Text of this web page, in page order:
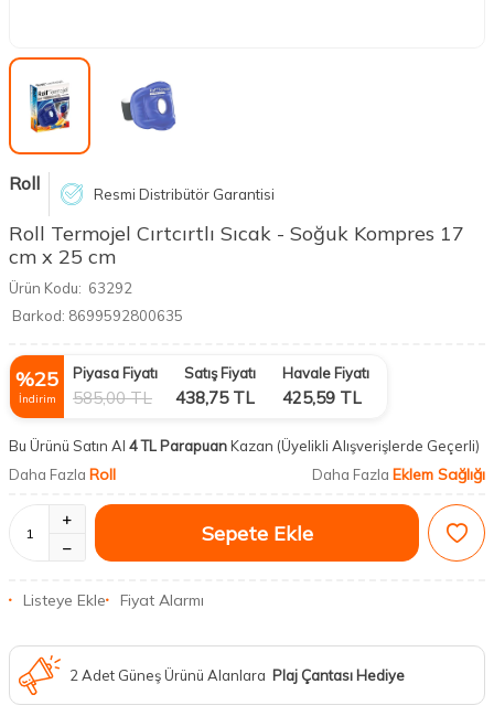
Roll Resmi Distribütör Garantisi
Roll Termojel Cırtcırtlı Sıcak - Soğuk Kompres 17
cm x 25 cm
Ürün Kodu: 63292
Barkod: 8699592800635
%25
İndirim
Piyasa Fiyatı
585,00TL
Satış Fiyatı
438,75TL
Havale Fiyatı
425,59 TL
Bu Ürünü Satın Al 4 TL ParapuanKazan (Üyelikli Alışverişlerde Geçerli)
Daha Fazla Roll Daha Fazla Eklem Sağlığı
Sepete Ekle
Listeye Ekle Fiyat Alarmı
2 Adet Güneş Ürünü Alanlara Plaj Çantası Hediye